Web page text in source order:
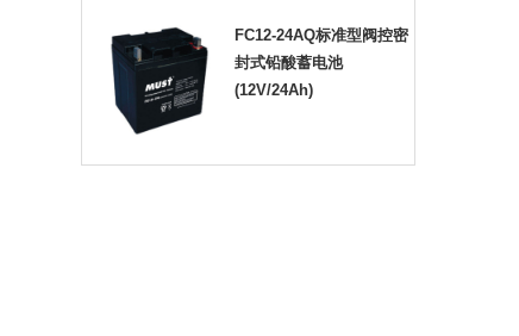
FC12-24AQ标准型阀控密
封式铅酸蓄电池
(12V/24Ah)